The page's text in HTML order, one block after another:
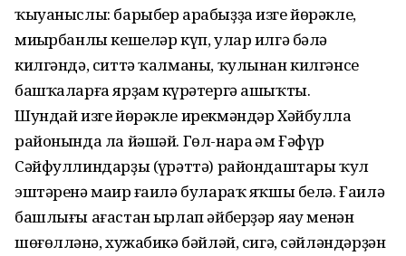
ҡыуаныслы: барыбер арабыҙҙа изге йөрәкле,
миһырбанлы кешеләр күп, улар илгә бәлә
килгәндә, ситтә ҡалманы, ҡулынан килгәнсе
башҡаларға ярҙам күрһәтергә ашыҡты.
Шундай изге йөрәкле ирекмәндәр Хәйбулла
районында ла йәшәй. Гөл-нара һәм Ғәфүр
Сәйфуллиндарҙы (һүрәттә) райондаштары ҡул
эштәренә маһир ғаилә булараҡ яҡшы белә. Ғаилә
башлығы ағастан һырлап әйберҙәр яһау менән
шөғөлләнһә, хужабикә бәйләй, сигә, сәйләндәрҙән